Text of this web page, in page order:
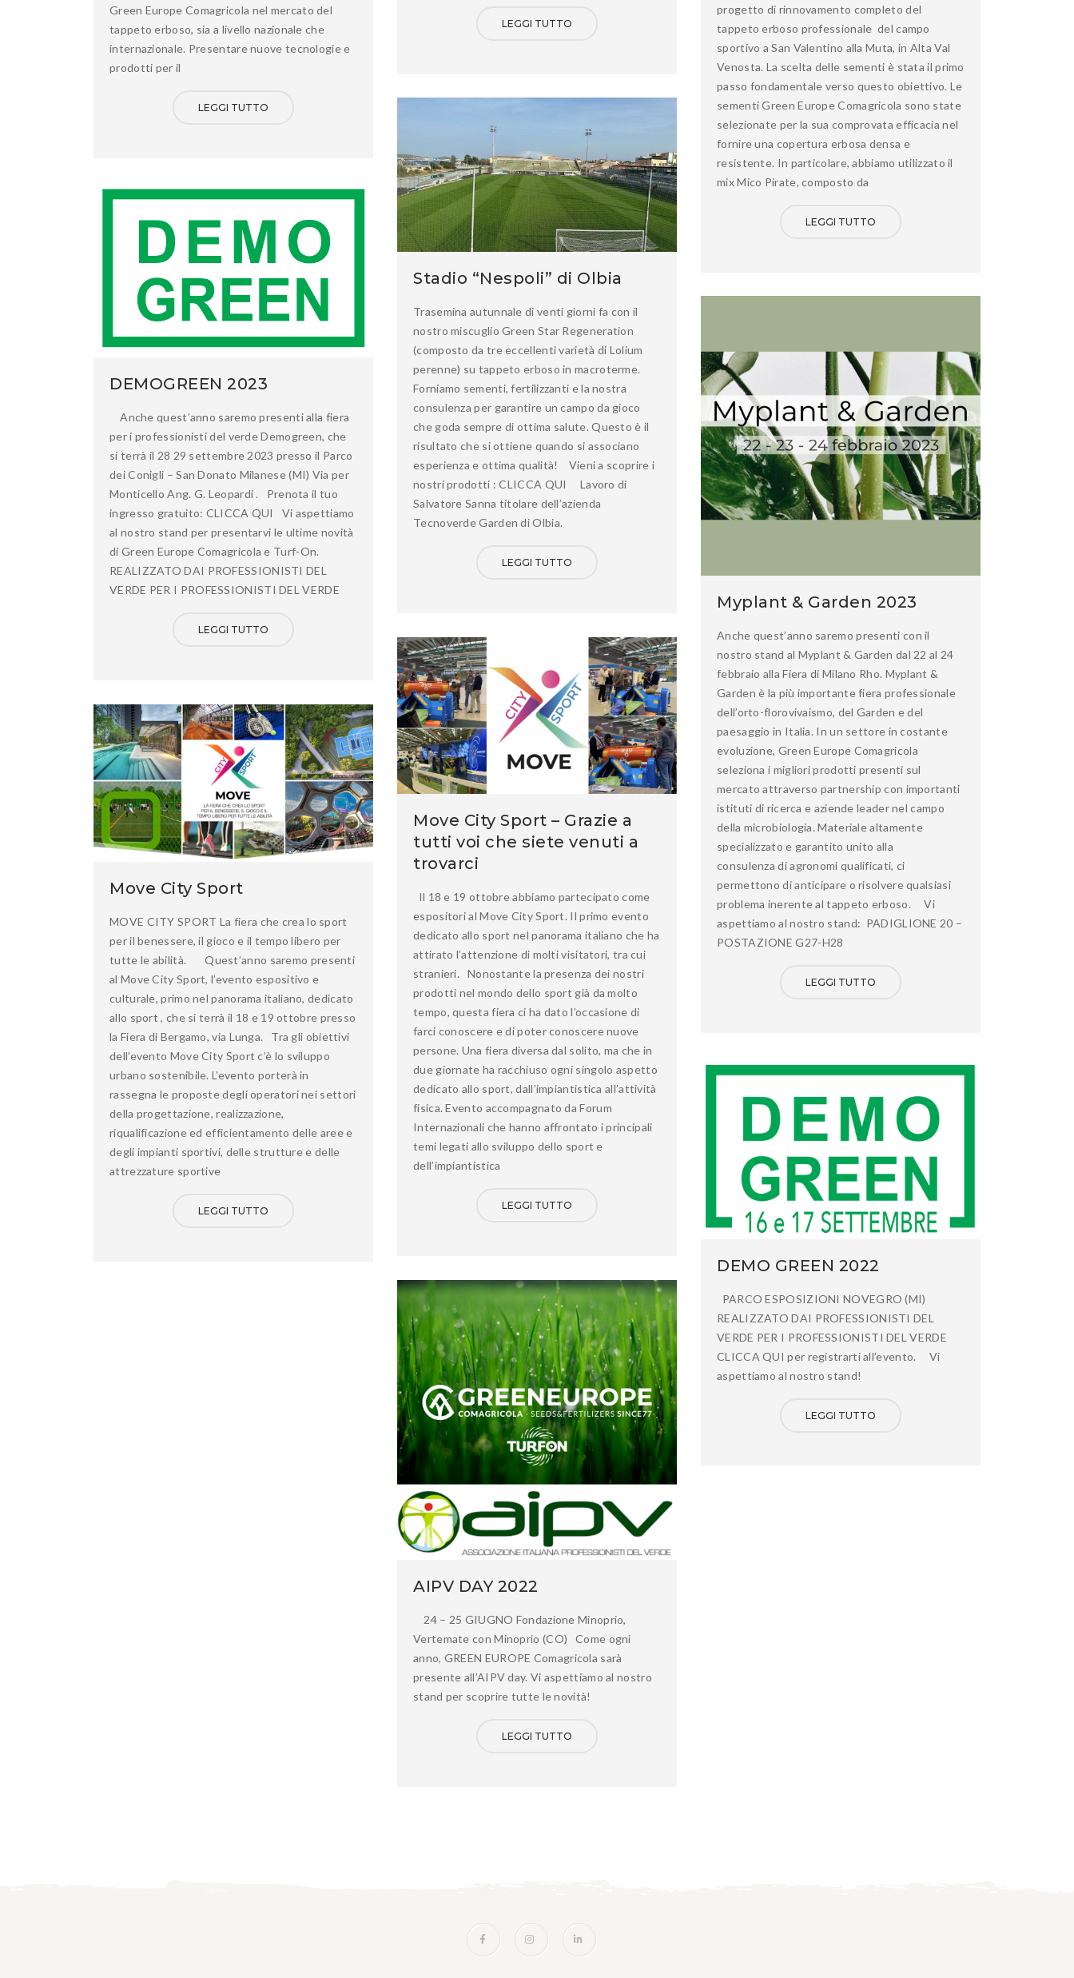
Green Europe Comagricola nel mercato del
tappeto erboso, sia a livello nazionale che
internazionale. Presentare nuove tecnologie e
prodotti per il
LEGGI TUTTO
LEGGI TUTTO
progetto di rinnovamento completo del
tappeto erboso professionale del campo
sportivo a San Valentino alla Muta, in Alta Val
Venosta. La scelta delle sementi è stata il primo
passo fondamentale verso questo obiettivo. Le
sementi Green Europe Comagricola sono state
selezionate per la sua comprovata efficacia nel
fornire una copertura erbosa densa e
resistente. In particolare, abbiamo utilizzato il
mix Mico Pirate, composto da
LEGGI TUTTO
Stadio “Nespoli” di Olbia
Trasemina autunnale di venti giorni fa con il
nostro miscuglio Green Star Regeneration
(composto da tre eccellenti varietà di Lolium
perenne) su tappeto erboso in macroterme.
Forniamo sementi, fertilizzanti e la nostra
consulenza per garantire un campo da gioco
che goda sempre di ottima salute. Questo è il
risultato che si ottiene quando si associano
esperienza e ottima qualità! Vieni a scoprire i
nostri prodotti : CLICCA QUI Lavoro di
Salvatore Sanna titolare dell’azienda
Tecnoverde Garden di Olbia.
LEGGI TUTTO
DEMOGREEN 2023
Anche quest’anno saremo presenti alla fiera
per i professionisti del verde Demogreen, che
si terrà il 28 29 settembre 2023 presso il Parco
dei Conigli – San Donato Milanese (MI) Via per
Monticello Ang. G. Leopardi . Prenota il tuo
ingresso gratuito: CLICCA QUI Vi aspettiamo
al nostro stand per presentarvi le ultime novità
di Green Europe Comagricola e Turf-On.
REALIZZATO DAI PROFESSIONISTI DEL
VERDE PER I PROFESSIONISTI DEL VERDE
LEGGI TUTTO
Myplant & Garden 2023
Anche quest’anno saremo presenti con il
nostro stand al Myplant & Garden dal 22 al 24
febbraio alla Fiera di Milano Rho. Myplant &
Garden è la più importante fiera professionale
dell’orto-florovivaismo, del Garden e del
paesaggio in Italia. In un settore in costante
evoluzione, Green Europe Comagricola
seleziona i migliori prodotti presenti sul
mercato attraverso partnership con importanti
istituti di ricerca e aziende leader nel campo
della microbiologia. Materiale altamente
specializzato e garantito unito alla
consulenza di agronomi qualificati, ci
permettono di anticipare o risolvere qualsiasi
problema inerente al tappeto erboso. Vi
aspettiamo al nostro stand: PADIGLIONE 20 –
POSTAZIONE G27-H28
LEGGI TUTTO
Move City Sport – Grazie a
tutti voi che siete venuti a
trovarci
Il 18 e 19 ottobre abbiamo partecipato come
espositori al Move City Sport. Il primo evento
dedicato allo sport nel panorama italiano che ha
attirato l’attenzione di molti visitatori, tra cui
stranieri. Nonostante la presenza dei nostri
prodotti nel mondo dello sport già da molto
tempo, questa fiera ci ha dato l’occasione di
farci conoscere e di poter conoscere nuove
persone. Una fiera diversa dal solito, ma che in
due giornate ha racchiuso ogni singolo aspetto
dedicato allo sport, dall’impiantistica all’attività
fisica. Evento accompagnato da Forum
Internazionali che hanno affrontato i principali
temi legati allo sviluppo dello sport e
dell’impiantistica
LEGGI TUTTO
Move City Sport
MOVE CITY SPORT La fiera che crea lo sport
per il benessere, il gioco e il tempo libero per
tutte le abilità. Quest’anno saremo presenti
al Move City Sport, l’evento espositivo e
culturale, primo nel panorama italiano, dedicato
allo sport , che si terrà il 18 e 19 ottobre presso
la Fiera di Bergamo, via Lunga. Tra gli obiettivi
dell’evento Move City Sport c’è lo sviluppo
urbano sostenibile. L’evento porterà in
rassegna le proposte degli operatori nei settori
della progettazione, realizzazione,
riqualificazione ed efficientamento delle aree e
degli impianti sportivi, delle strutture e delle
attrezzature sportive
LEGGI TUTTO
DEMO GREEN 2022
PARCO ESPOSIZIONI NOVEGRO (MI)
REALIZZATO DAI PROFESSIONISTI DEL
VERDE PER I PROFESSIONISTI DEL VERDE
CLICCA QUI per registrarti all’evento. Vi
aspettiamo al nostro stand!
LEGGI TUTTO
AIPV DAY 2022
24 – 25 GIUGNO Fondazione Minoprio,
Vertemate con Minoprio (CO) Come ogni
anno, GREEN EUROPE Comagricola sarà
presente all’AIPV day. Vi aspettiamo al nostro
stand per scoprire tutte le novità!
LEGGI TUTTO